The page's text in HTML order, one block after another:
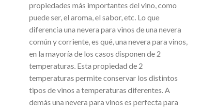
propiedades más importantes del vino, como
puede ser, el aroma, el sabor, etc. Lo que
diferencia una nevera para vinos de una nevera
común y corriente, es qué, una nevera para vinos,
en la mayoría de los casos disponen de 2
temperaturas. Esta propiedad de 2
temperaturas permite conservar los distintos
tipos de vinos a temperaturas diferentes. A
demás una nevera para vinos es perfecta para